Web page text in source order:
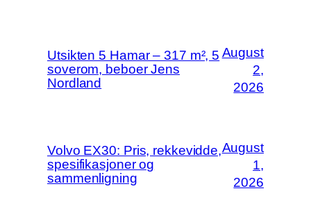
Utsikten 5 Hamar – 317 m², 5
soverom, beboer Jens
Nordland
August
2,
2026
Volvo EX30: Pris, rekkevidde,
spesifikasjoner og
sammenligning
August
1,
2026